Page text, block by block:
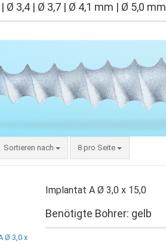
Ø 3,4 | Ø 3,7 | Ø 4,1 mm | Ø 5,0 mm
Sortieren nach
Sortieren nach 8 pro Seite
pro Seite
Implantat A Ø 3,0 x 15,0
Benötigte Bohrer: gelb